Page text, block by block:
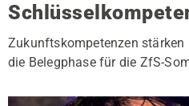
Zukunftskompetenzen
die Belegphase für die ZfS-